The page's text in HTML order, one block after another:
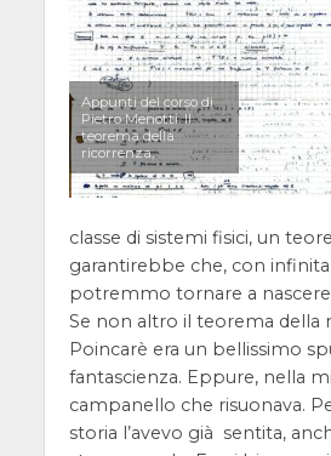
Appunti del corso di
Pietro Menotti. Il
teorema della
ricorrenza,
classe di sistemi fisici, un
garantirebbe che, con
potremmo tornare a
Se non altro il teorema della
Poincarè era un bellissimo
fantascienza. Eppure, nella
campanello che risuonava.
storia l’avevo già sentita,